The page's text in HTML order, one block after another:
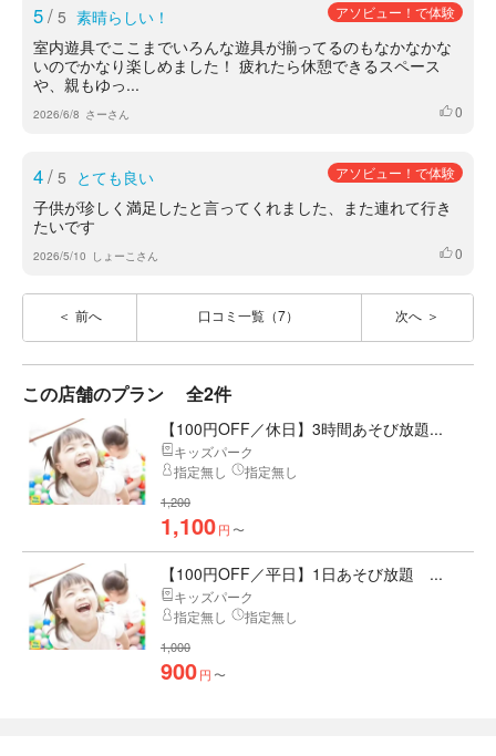
5/ 5 素晴らしい！ アソビュー！で体験
室内遊具でここまでいろんな遊具が揃ってるのもなかなかな
いのでかなり楽しめました！ 疲れたら休憩できるスペース
や、親もゆっ...
2026/6/8 さーさん いいね
0
4/ 5 とても良い アソビュー！で体験
子供が珍しく満足したと言ってくれました、また連れて行き
たいです
2026/5/10 しょーこさん いいね
0
前へ 口コミ一覧（7） 次へ
この店舗のプラン 全2件
【100円OFF／休日】3時間あそび放題...
キッズパーク
指定無し
指定無し
1,200
1,100円 〜
【100円OFF／平日】1日あそび放題 ...
キッズパーク
指定無し
指定無し
1,000
900円 〜